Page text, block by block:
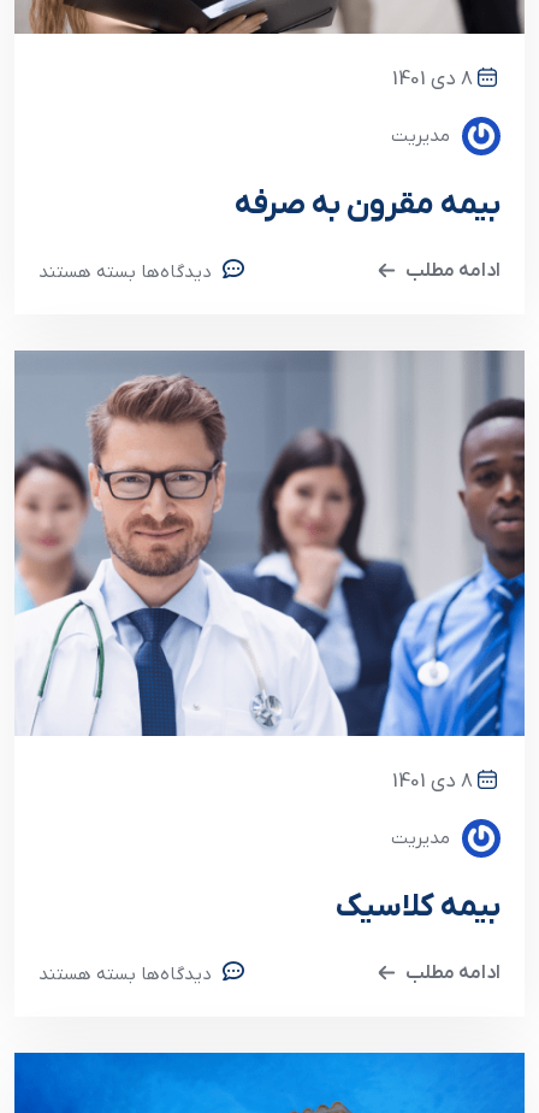
8 دی 1401
مدیریت
بیمه مقرون به صرفه
ادامه مطلب دیدگاه‌ها بسته هستند
8 دی 1401
مدیریت
بیمه کلاسیک
ادامه مطلب دیدگاه‌ها بسته هستند